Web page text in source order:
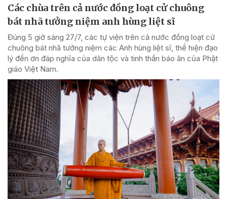
Các chùa trên cả nước đồng loạt cử chuông
bát nhã tưởng niệm anh hùng liệt sĩ
Đúng 5 giờ sáng 27/7, các tự viện trên cả nước đồng loạt cử
chuông bát nhã tưởng niệm các Anh hùng liệt sĩ, thể hiện đạo
lý đền ơn đáp nghĩa của dân tộc và tinh thần báo ân của Phật
giáo Việt Nam.